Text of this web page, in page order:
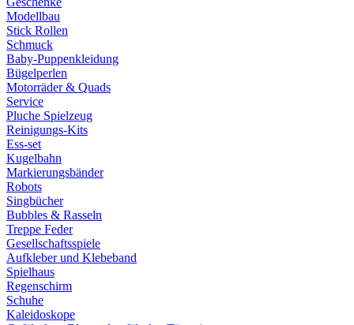
Modellbau
Stick Rollen
Schmuck
Baby-Puppenkleidung
Bügelperlen
Motorräder & Quads
Service
Pluche Spielzeug
Reinigungs-Kits
Ess-set
Kugelbahn
Markierungsbänder
Robots
Singbücher
Bubbles & Rasseln
Treppe Feder
Gesellschaftsspiele
Aufkleber und Klebeband
Spielhaus
Regenschirm
Schuhe
Kaleidoskope